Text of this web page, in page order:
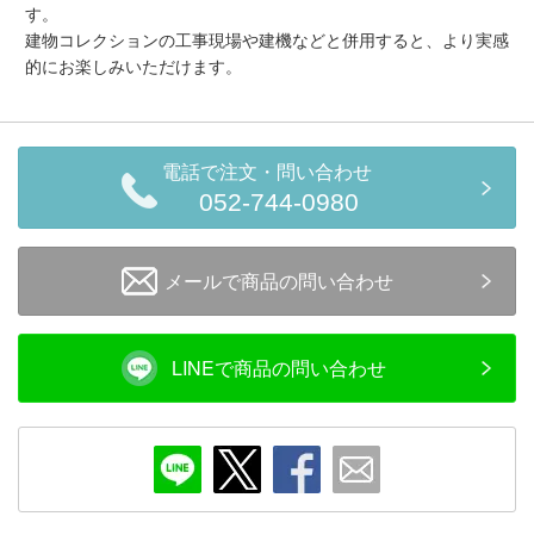
鉄道模型の情報 商品レビュー
Infomation
ご注文方法
ヘルプページ
お問い合せ
ログイン/マイページ
お気に入りリスト
す。
建物コレクションの工事現場や建機などと併用すると、より実感
的にお楽しみいただけます。
電話で注文・問い合わせ
052-744-0980
メールで商品の問い合わせ
LINEで商品の問い合わせ